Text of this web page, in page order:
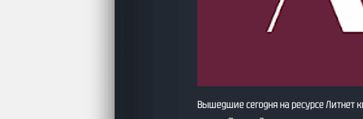
Вышедшие сегодня на ресурсе Литнет